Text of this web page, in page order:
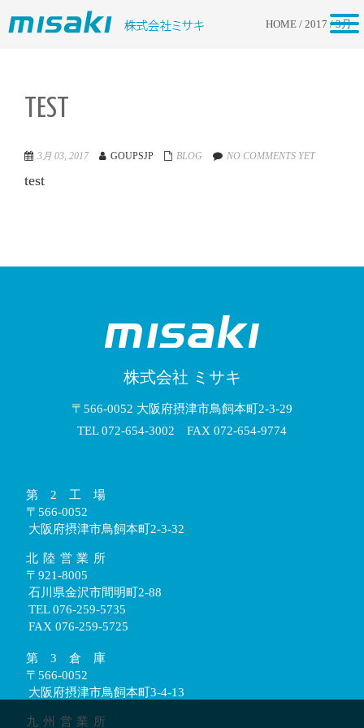
HOME / 2017 / 3月
TEST
3月 03, 2017 GOUPSJP BLOG NO COMMENTS YET
test
株式会社 ミサキ
〒566-0052 大阪府摂津市鳥飼本町2-3-29
TEL 072-654-3002 FAX 072-654-9774
第2工場
〒566-0052
大阪府摂津市鳥飼本町2-3-32
北陸営業所
〒921-8005
石川県金沢市間明町2-88
TEL 076-259-5735
FAX 076-259-5725
第3倉庫
〒566-0052
大阪府摂津市鳥飼本町3-4-13
九州営業所